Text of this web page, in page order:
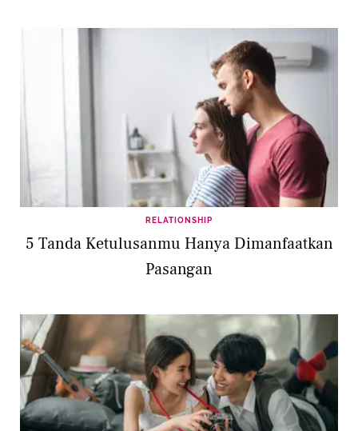
RELATIONSHIP
5 Tanda Ketulusanmu Hanya Dimanfaatkan
Pasangan